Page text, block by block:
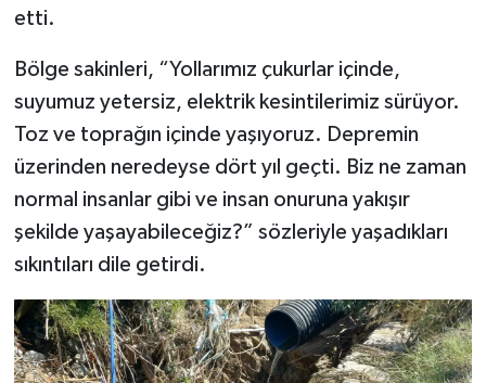
etti.
Bölge sakinleri, “Yollarımız çukurlar içinde,
suyumuz yetersiz, elektrik kesintilerimiz sürüyor.
Toz ve toprağın içinde yaşıyoruz. Depremin
üzerinden neredeyse dört yıl geçti. Biz ne zaman
normal insanlar gibi ve insan onuruna yakışır
şekilde yaşayabileceğiz?” sözleriyle yaşadıkları
sıkıntıları dile getirdi.